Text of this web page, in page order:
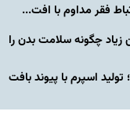
فقر مداوم با افت...
چگونه سلامت بدن را
اسپرم با پیوند بافت